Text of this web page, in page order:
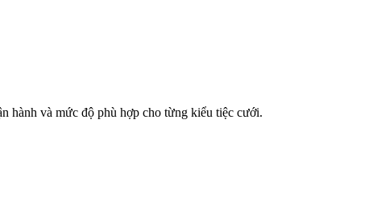
hành và mức độ phù hợp cho từng kiểu tiệc cưới.